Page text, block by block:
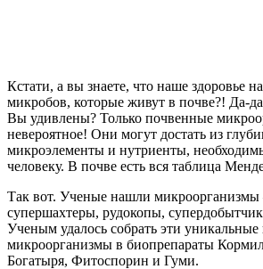
Кстати, а вы знаете, что наше здоровье
микробов, которые живут в почве?! Да-
Вы удивлены? Только почвенные
невероятное! Они могут достать из
микроэлементы и нутриенты,
человеку. В почве есть вся таблица
Так вот. Ученые нашли
супершахтеры, рудокопы,
Ученым удалось собрать эти
микроорганизмы в биопрепараты
Богатыря, Фитоспорин и Гуми.